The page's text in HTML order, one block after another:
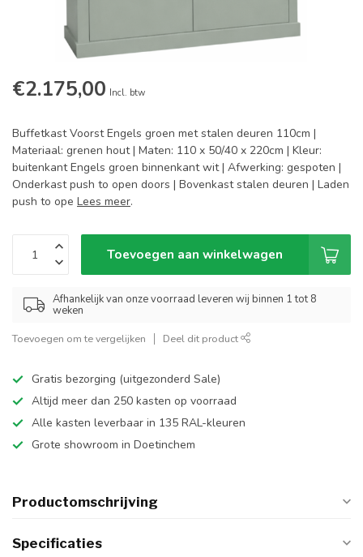
€2.175,00 Incl. btw
Buffetkast Voorst Engels groen met stalen deuren 110cm |
Materiaal: grenen hout | Maten: 110 x 50/40 x 220cm | Kleur:
buitenkant Engels groen binnenkant wit | Afwerking: gespoten |
Onderkast push to open doors | Bovenkast stalen deuren | Laden
push to ope Lees meer.
Toevoegen aan winkelwagen
Afhankelijk van onze voorraad leveren wij binnen 1 tot 8
weken
Toevoegen om te vergelijken Deel dit product
Gratis bezorging (uitgezonderd Sale)
Altijd meer dan 250 kasten op voorraad
Alle kasten leverbaar in 135 RAL-kleuren
Grote showroom in Doetinchem
Productomschrijving
Specificaties